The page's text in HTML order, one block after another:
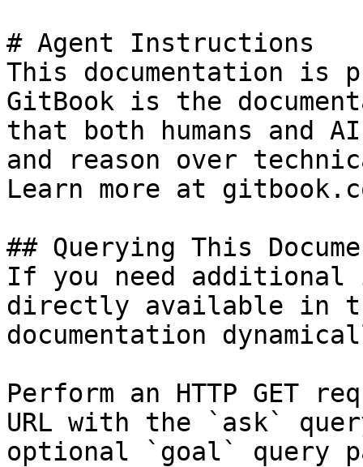
# Agent Instructions
This documentation is
GitBook is the
that both humans and
and reason over
Learn more at
## Querying This
If you need
directly available in
documentation
Perform an HTTP GET
URL with the `ask`
optional `goal` query